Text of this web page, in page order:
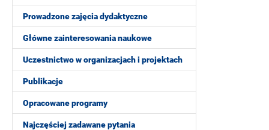
Prowadzone zajęcia dydaktyczne
Główne zainteresowania naukowe
Uczestnictwo w organizacjach i projektach
Publikacje
Opracowane programy
Najczęściej zadawane pytania